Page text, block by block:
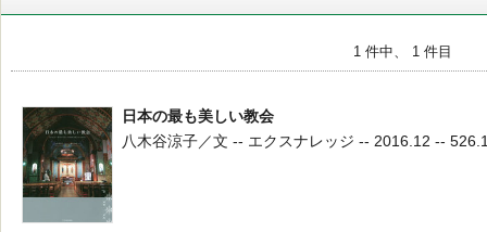
1 件中、 1 件目
日本の最も美しい教会
八木谷涼子／文 -- エクスナレッジ -- 2016.12 --